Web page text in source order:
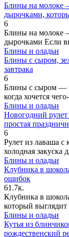
Блины на молоке
дырочками,
6
Блины на молоке
дырочками Если
Блины и оладьи
Блины с сыром,
завтрака
6
Блины с сыром —
когда хочется
Блины и оладьи
Новогодний
простая
6
Рулет из лаваша
холодная закуска
Блины и оладьи
Клубника в
ошибок
61.7к.
Клубника в
который выглядит
Блины и оладьи
Кутья из
рождественский